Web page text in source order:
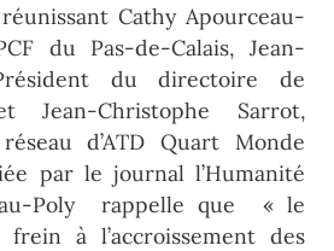
Cathy Apourceau-
du Pas-de-Calais, Jean-
du directoire de
Jean-Christophe Sarrot,
d’ATD Quart Monde
par le journal l’Humanité
Poly rappelle que « le
à l’accroissement des